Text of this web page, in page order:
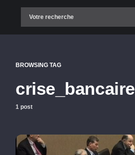
BROWSING TAG
crise_bancaire
1 post